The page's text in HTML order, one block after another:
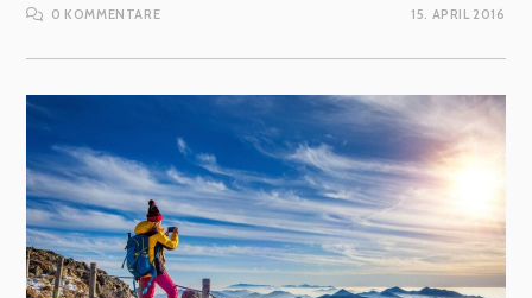
0 KOMMENTARE 15. APRIL 2016